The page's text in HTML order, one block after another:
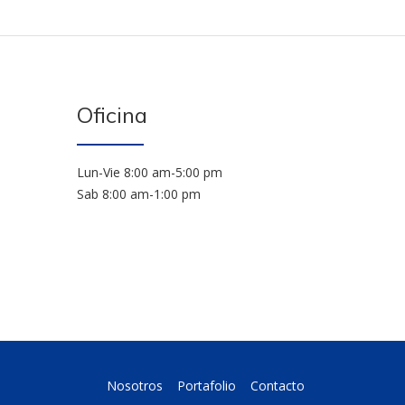
Oficina
Lun-Vie 8:00 am-5:00 pm
Sab 8:00 am-1:00 pm
Nosotros Portafolio Contacto